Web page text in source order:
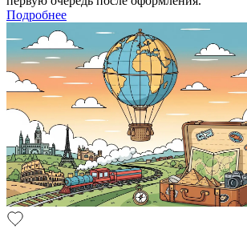
Подробнее